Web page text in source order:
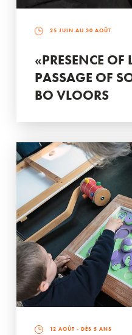
25 JUIN AU 30 AOÛT
«PRESENCE
PASSAGE OF
BO VLOORS
12 AOÛT - DÈS 5 ANS